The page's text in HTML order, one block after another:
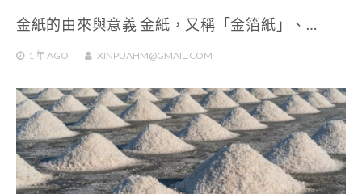
金紙的由來與意義 金紙，又稱「金箔紙」、…
1 年 AGO XINPUAHM@GMAIL.COM